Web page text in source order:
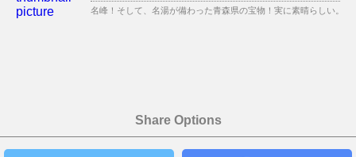
名峰！そして、名湯が備わった青森県の宝物！実に素晴らしい。
Share Options